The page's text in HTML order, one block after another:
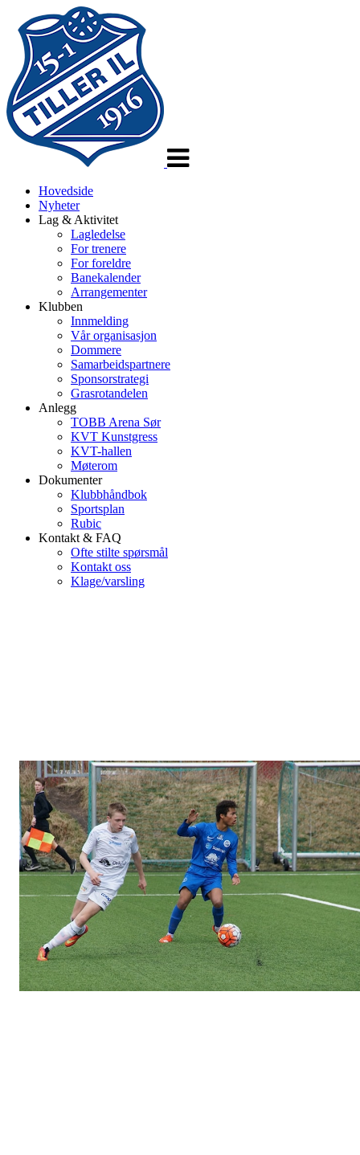
Hovedside
Nyheter
Lag & Aktivitet
Lagledelse
For trenere
For foreldre
Banekalender
Arrangementer
Klubben
Innmelding
Vår organisasjon
Dommere
Samarbeidspartnere
Sponsorstrategi
Grasrotandelen
Anlegg
TOBB Arena Sør
KVT Kunstgress
KVT-hallen
Møterom
Dokumenter
Klubbhåndbok
Sportsplan
Rubic
Kontakt & FAQ
Ofte stilte spørsmål
Kontakt oss
Klage/varsling